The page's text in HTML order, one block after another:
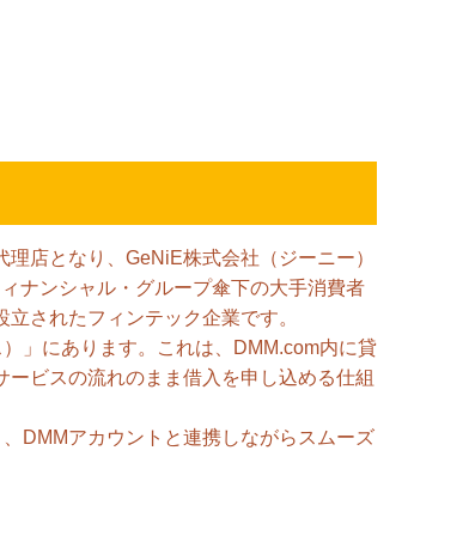
店となり、GeNiE株式会社（ジーニー）
ナンシャル・グループ傘下の大手消費者
されたフィンテック企業です。
」にあります。これは、DMM.com内に貸
ビスの流れのまま借入を申し込める仕組
DMMアカウントと連携しながらスムーズ